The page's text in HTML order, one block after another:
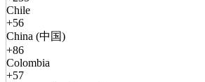
Chile
+56
China (中国)
+86
Colombia
+57